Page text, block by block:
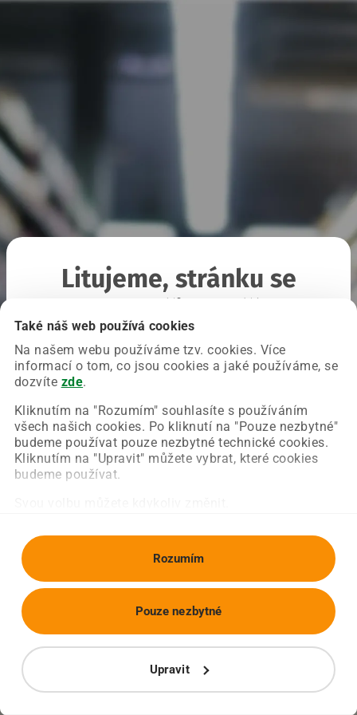
Také náš web používá cookies
Na našem webu používáme tzv. cookies. Více
informací o tom, co jsou cookies a jaké používáme, se
dozvíte zde.
Kliknutím na "Rozumím" souhlasíte s používáním
všech našich cookies. Po kliknutí na "Pouze nezbytné"
budeme používat pouze nezbytné technické cookies.
Kliknutím na "Upravit" můžete vybrat, které cookies
budeme používat.
Rozumím
Upravit
Pouze nezbytné
Litujeme, stránku se
Chyba nastala na naší straně a už ji opravujeme.
Zkuste prosím znovu načíst požadovanou stránku.
Obnovit stránku Úvodní strana